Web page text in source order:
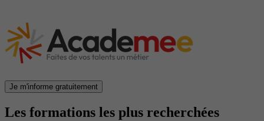
Je m'informe gratuitement
Les formations les plus recherchées